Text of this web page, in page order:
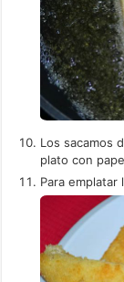
Los sacamos
plato con
Para